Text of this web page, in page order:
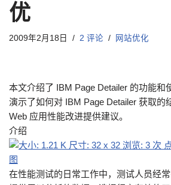
优
2009年2月18日 2 评论 网站优化
本文介绍了 IBM Page Detailer 的功能和
演示了如何对 IBM Page Detailer 获取的
Web 应用性能改进提供建议。
介绍
在性能测试的日常工作中，测试人员经